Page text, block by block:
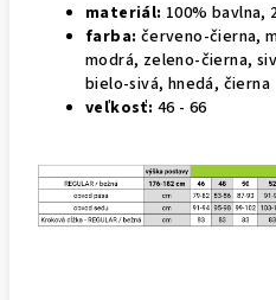
materiál: 100% bavlna,
farba: červeno-čierna,
modrá, zeleno-čierna,
bielo-sivá, hnedá, čierna
veľkosť: 46 - 66